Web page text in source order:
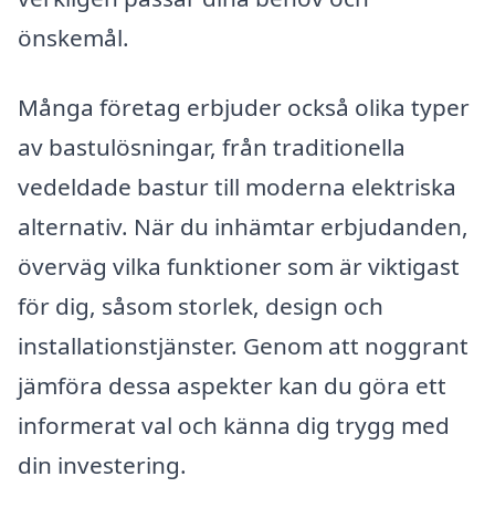
önskemål.
Många företag erbjuder också olika typer
av bastulösningar, från traditionella
vedeldade bastur till moderna elektriska
alternativ. När du inhämtar erbjudanden,
överväg vilka funktioner som är viktigast
för dig, såsom storlek, design och
installationstjänster. Genom att noggrant
jämföra dessa aspekter kan du göra ett
informerat val och känna dig trygg med
din investering.